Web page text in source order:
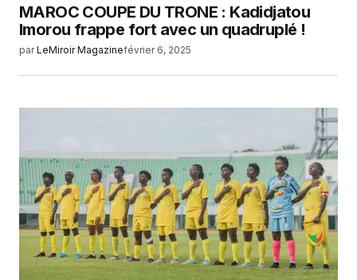
MAROC COUPE DU TRONE : Kadidjatou
Imorou frappe fort avec un quadruplé !
par LeMiroir Magazinefévrier 6, 2025